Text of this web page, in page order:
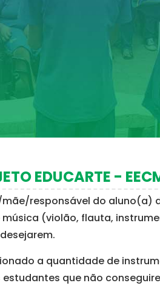
EDUCARTE -
responsável do aluno(a)
(violão, flauta,
a quantidade de
que não